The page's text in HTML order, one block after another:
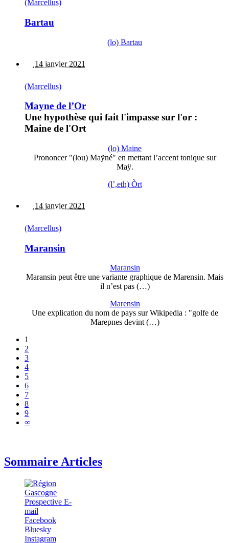
(Marcellus)
Bartau
(lo) Bartau
14 janvier 2021
(Marcellus)
Mayne de l’Or
Une hypothèse qui fait l'impasse sur l'or :
Maine de l'Ort
(lo) Maine
Prononcer "(lou) Maÿné" en mettant l’accent tonique sur
Maÿ.
(l’,eth) Òrt
14 janvier 2021
(Marcellus)
Maransin
Maransin
Maransin peut être une variante graphique de Marensin. Mais
il n’est pas (…)
Marensin
Une explication du nom de pays sur Wikipedia : "golfe de
Marepnes devint (…)
1
2
3
4
5
6
7
8
9
∞
Sommaire Articles